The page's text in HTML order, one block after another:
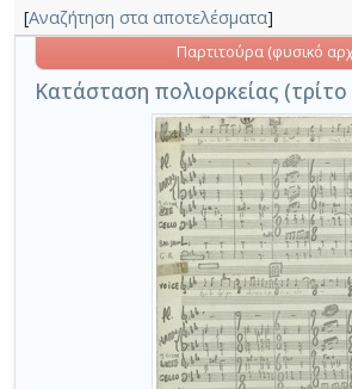
[Αναζήτηση στα αποτελέσματα]
Κατάσταση πολιορκείας (τρίτο
Παρτιτούρα (φυσικό